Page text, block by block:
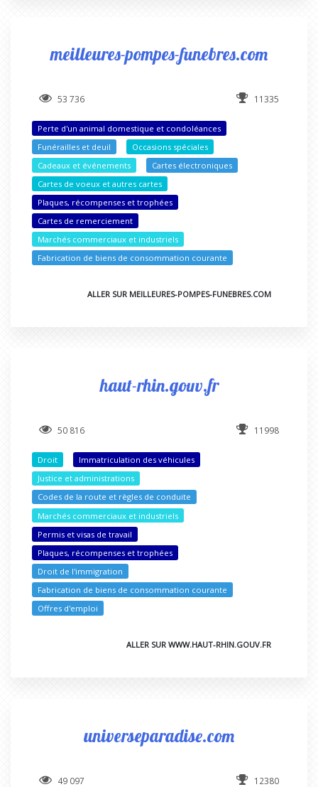
meilleures-pompes-funebres.com
53 736 11335
Perte d'un animal domestique et condoléances
Funérailles et deuil
Occasions spéciales
Cadeaux et événements
Cartes électroniques
Cartes de voeux et autres cartes
Plaques, récompenses et trophées
Cartes de remerciement
Marchés commerciaux et industriels
Fabrication de biens de consommation courante
ALLER SUR MEILLEURES-POMPES-FUNEBRES.COM
haut-rhin.gouv.fr
50 816 11998
Droit
Immatriculation des véhicules
Justice et administrations
Codes de la route et règles de conduite
Marchés commerciaux et industriels
Permis et visas de travail
Plaques, récompenses et trophées
Droit de l'immigration
Fabrication de biens de consommation courante
Offres d'emploi
ALLER SUR WWW.HAUT-RHIN.GOUV.FR
universeparadise.com
49 097 12380